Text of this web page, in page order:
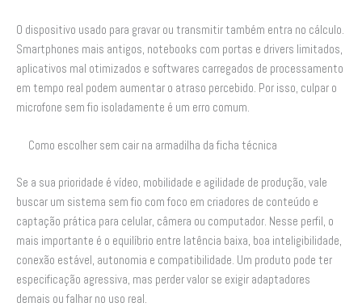
O dispositivo usado para gravar ou transmitir também entra no cálculo.
Smartphones mais antigos, notebooks com portas e drivers limitados,
aplicativos mal otimizados e softwares carregados de processamento
em tempo real podem aumentar o atraso percebido. Por isso, culpar o
microfone sem fio isoladamente é um erro comum.
Como escolher sem cair na armadilha da ficha técnica
Se a sua prioridade é vídeo, mobilidade e agilidade de produção, vale
buscar um sistema sem fio com foco em criadores de conteúdo e
captação prática para celular, câmera ou computador. Nesse perfil, o
mais importante é o equilíbrio entre latência baixa, boa inteligibilidade,
conexão estável, autonomia e compatibilidade. Um produto pode ter
especificação agressiva, mas perder valor se exigir adaptadores
demais ou falhar no uso real.